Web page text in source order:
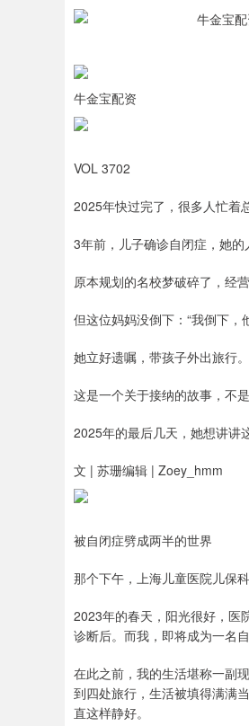
牛金宝配资
VOL 3702
2025年快过完了，很多人忙着
3年前，儿子确诊自闭症，她的
原本规划的名校梦破碎了，经
但这位妈妈没倒下：“我倒下，
她立好遗嘱，带孩子外出旅行
这是一个关于接纳的故事，不
2025年的最后几天，她想讲讲
文 | 苏珊编辑 | Zoey_hmm
被自闭症劈成两半的世界
那个下午，上海儿童医院儿保
2023年的春天，阳光很好，医
诊断后。而我，即将成为一名
在此之前，我的生活堪称一副
到四处旅行，生活被填得满满
直这样静好。